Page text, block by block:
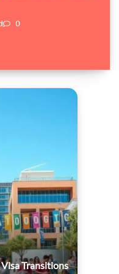
0
Transitions